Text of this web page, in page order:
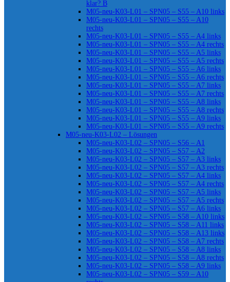
klar? B
M05-neu-K03-L01 – SPN05 – S55 – A10 links
M05-neu-K03-L01 – SPN05 – S55 – A10
rechts
M05-neu-K03-L01 – SPN05 – S55 – A4 links
M05-neu-K03-L01 – SPN05 – S55 – A4 rechts
M05-neu-K03-L01 – SPN05 – S55 – A5 links
M05-neu-K03-L01 – SPN05 – S55 – A5 rechts
M05-neu-K03-L01 – SPN05 – S55 – A6 links
M05-neu-K03-L01 – SPN05 – S55 – A6 rechts
M05-neu-K03-L01 – SPN05 – S55 – A7 links
M05-neu-K03-L01 – SPN05 – S55 – A7 rechts
M05-neu-K03-L01 – SPN05 – S55 – A8 links
M05-neu-K03-L01 – SPN05 – S55 – A8 rechts
M05-neu-K03-L01 – SPN05 – S55 – A9 links
M05-neu-K03-L01 – SPN05 – S55 – A9 rechts
M05-neu-K03-L02 – Lösungen
M05-neu-K03-L02 – SPN05 – S56 – A1
M05-neu-K03-L02 – SPN05 – S57 – A2
M05-neu-K03-L02 – SPN05 – S57 – A3 links
M05-neu-K03-L02 – SPN05 – S57 – A3 rechts
M05-neu-K03-L02 – SPN05 – S57 – A4 links
M05-neu-K03-L02 – SPN05 – S57 – A4 rechts
M05-neu-K03-L02 – SPN05 – S57 – A5 links
M05-neu-K03-L02 – SPN05 – S57 – A5 rechts
M05-neu-K03-L02 – SPN05 – S57 – A6 links
M05-neu-K03-L02 – SPN05 – S58 – A10 links
M05-neu-K03-L02 – SPN05 – S58 – A11 links
M05-neu-K03-L02 – SPN05 – S58 – A13 links
M05-neu-K03-L02 – SPN05 – S58 – A7 rechts
M05-neu-K03-L02 – SPN05 – S58 – A8 links
M05-neu-K03-L02 – SPN05 – S58 – A8 rechts
M05-neu-K03-L02 – SPN05 – S58 – A9 links
M05-neu-K03-L02 – SPN05 – S59 – A10